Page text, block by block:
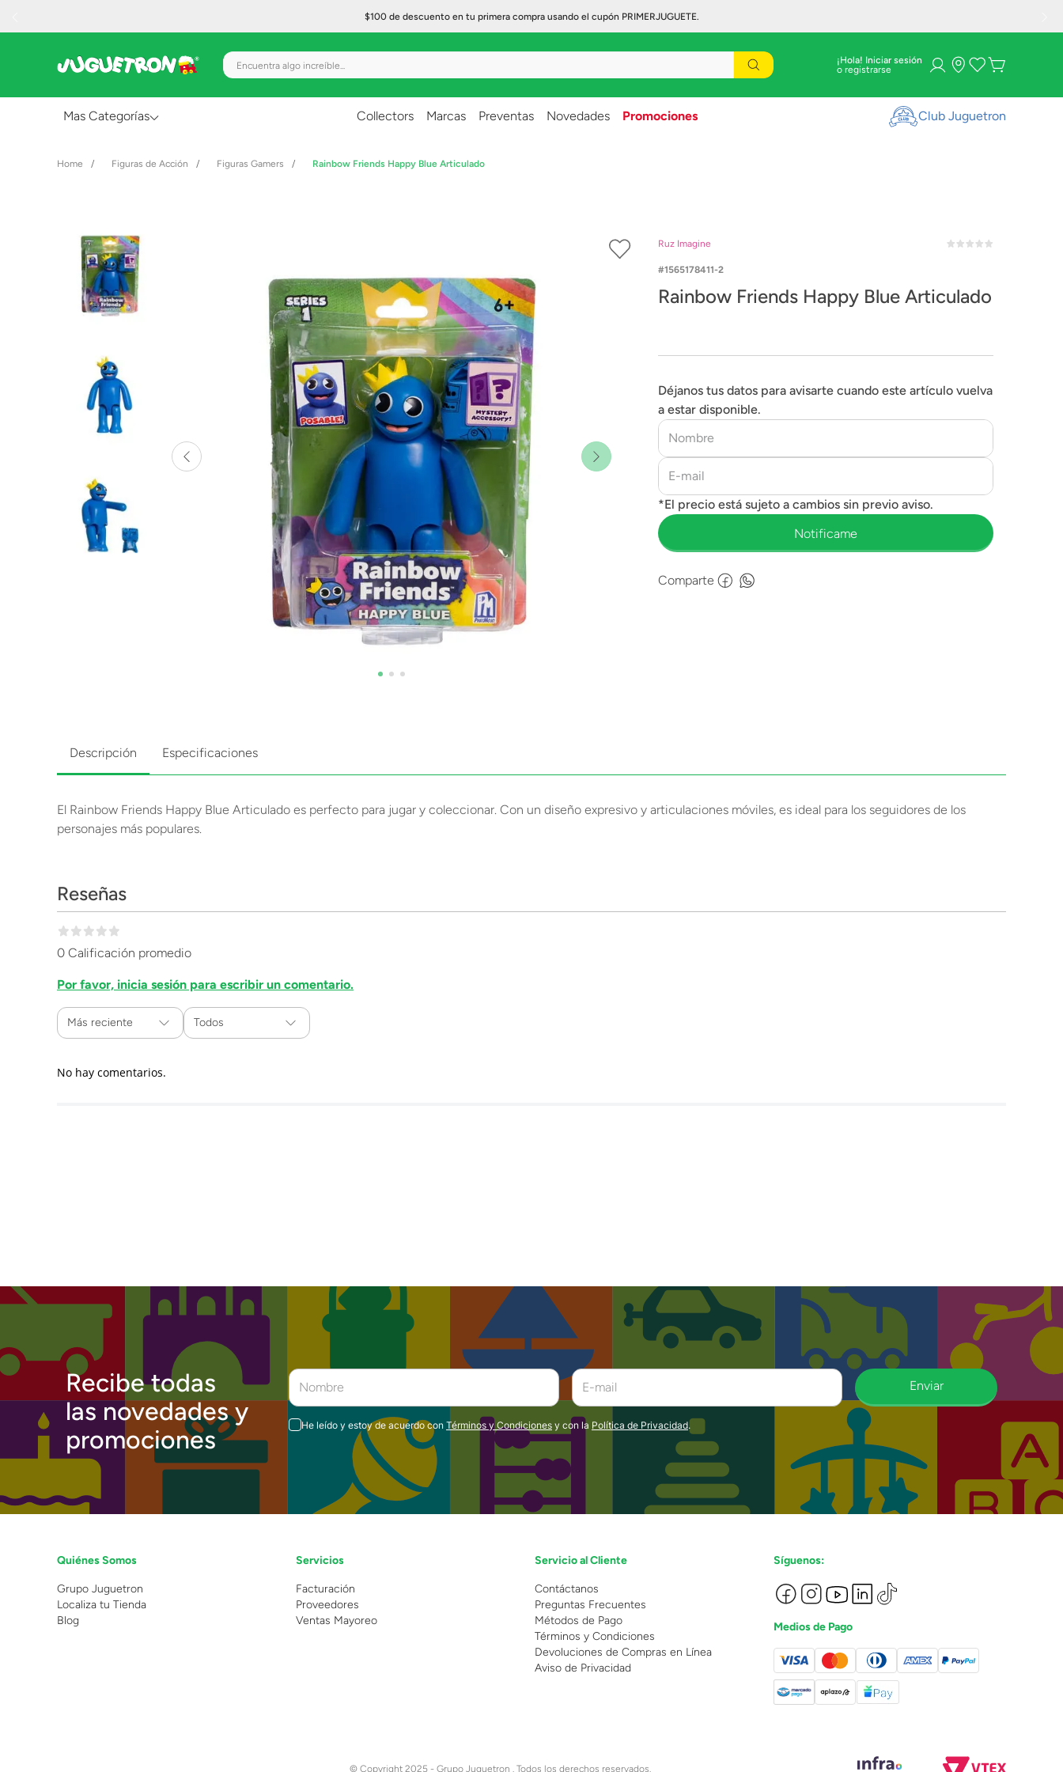
$100 de descuento en tu primera compra usando el cupón PRIMERJUGUETE.
Encuentra algo increíble... ¡Hola! Iniciar sesión
Mas Categorías
Creatividad y Arte
Figuras de Acción
Gadgets y Electrónicos
Lanzadores
Muñecas
Construcción
Vehículos y Pistas
Collectors Marcas Preventas Novedades Promociones Club Juguetron
Figuras de Acción Figuras Gamers Rainbow Friends Happy Blue Articulado
Ruz Imagine
1565178411-2
Rainbow Friends Happy Blue Articulado
Déjanos tus datos para avisarte cuando este artículo vuelva
a estar disponible.
Comparte
Descripción Especificaciones
El Rainbow Friends Happy Blue Articulado es perfecto para jugar y coleccionar. Con un diseño expresivo y articulaciones móviles, es ideal para los seguidores de los
personajes más populares.
Reseñas
0 Calificación promedio
Por favor, inicia sesión para escribir un comentario.
Más reciente Todos
No hay comentarios.
Recibe todas
las novedades y
promociones
Enviar
He leído y estoy de acuerdo con Términos y Condiciones y con la Política de Privacidad.
Quiénes Somos
Grupo Juguetron
Localiza tu Tienda
Blog
Servicios
Facturación
Proveedores
Ventas Mayoreo
Servicio al Cliente
Contáctanos
Preguntas Frecuentes
Métodos de Pago
Términos y Condiciones
Devoluciones de Compras en Línea
Aviso de Privacidad
Síguenos:
Medios de Pago
© Copyright 2025 - Grupo Juguetron . Todos los derechos reservados.